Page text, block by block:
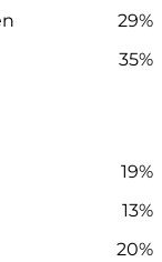
29%
35%
19%
13%
20%